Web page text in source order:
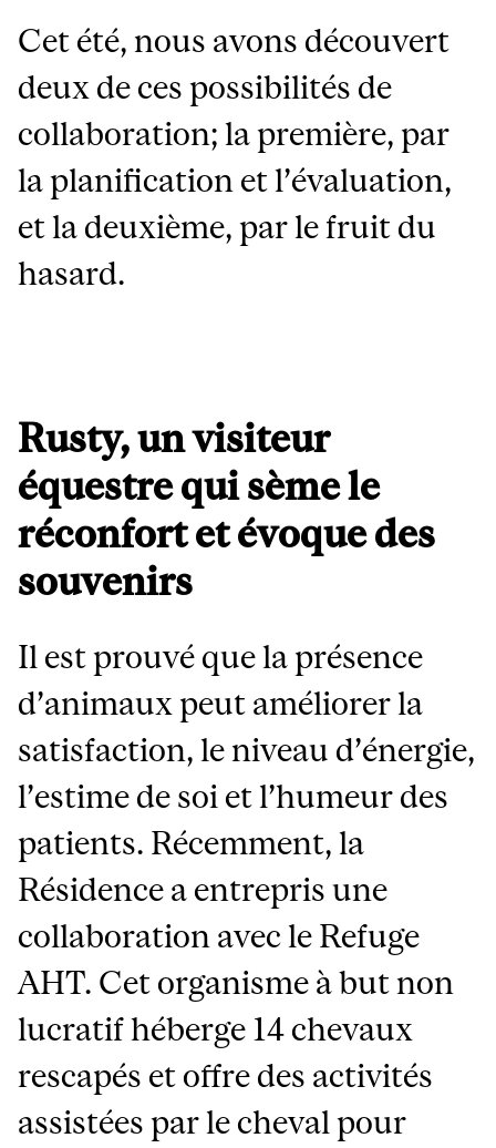
Cet été, nous avons découvert
deux de ces possibilités de
collaboration; la première, par
la planification et l’évaluation,
et la deuxième, par le fruit du
hasard.
Rusty, un visiteur
équestre qui sème le
réconfort et évoque des
souvenirs
Il est prouvé que la présence
d’animaux peut améliorer la
satisfaction, le niveau d’énergie,
l’estime de soi et l’humeur des
patients. Récemment, la
Résidence a entrepris une
collaboration avec le Refuge
AHT. Cet organisme à but non
lucratif héberge 14 chevaux
rescapés et offre des activités
assistées par le cheval pour